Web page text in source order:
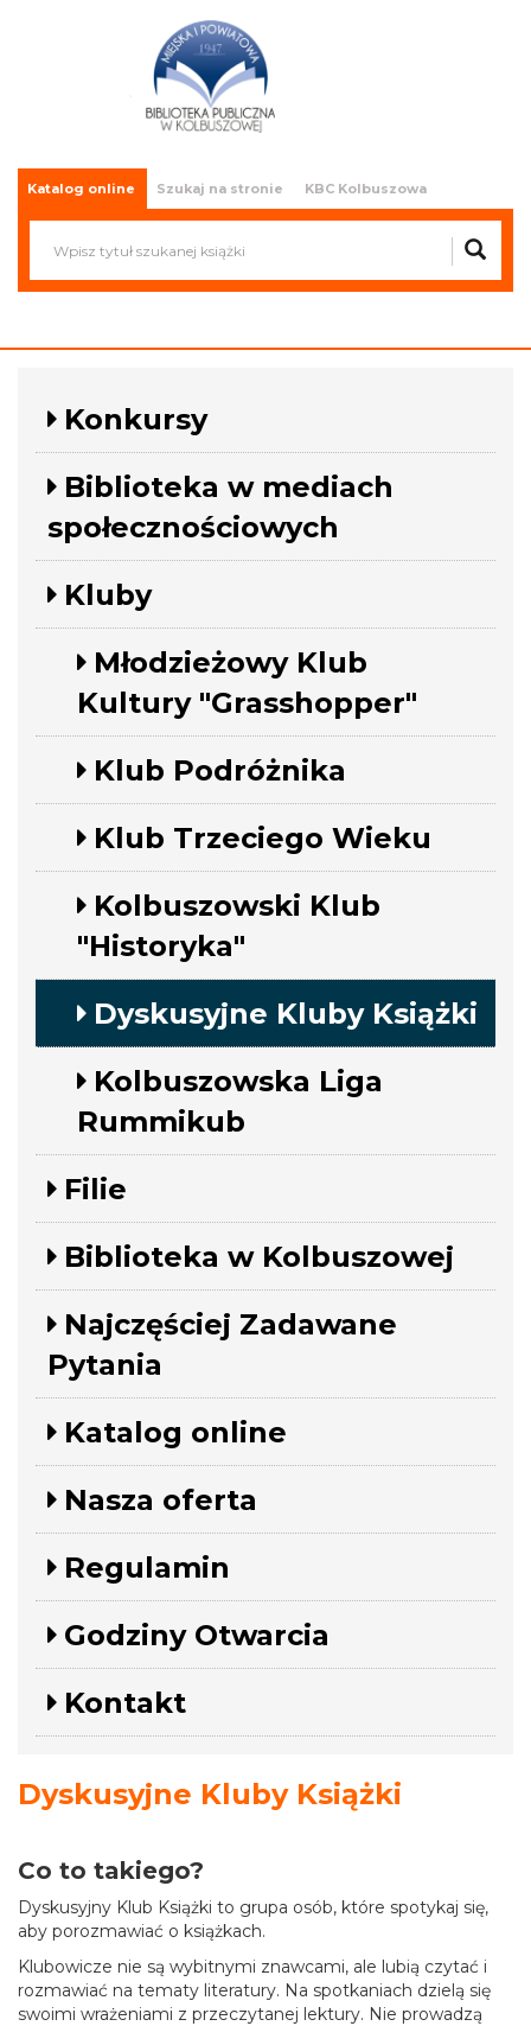
Miejska i Powiatowa Biblioteka
Publiczna w Kolbuszowej
Katalog online Szukaj na stronie KBC Kolbuszowa
Konkursy
Biblioteka w mediach
społecznościowych
Kluby
Młodzieżowy Klub
Kultury "Grasshopper"
Klub Podróżnika
Klub Trzeciego Wieku
Kolbuszowski Klub
"Historyka"
Dyskusyjne Kluby Książki
Kolbuszowska Liga
Rummikub
Filie
Biblioteka w Kolbuszowej
Najczęściej Zadawane
Pytania
Katalog online
Nasza oferta
Regulamin
Godziny Otwarcia
Kontakt
Dyskusyjne Kluby Książki
Co to takiego?
Dyskusyjny Klub Książki to grupa osób, które spotykaj się,
aby porozmawiać o książkach.
Klubowicze nie są wybitnymi znawcami, ale lubią czytać i
rozmawiać na tematy literatury. Na spotkaniach dzielą się
swoimi wrażeniami z przeczytanej lektury. Nie prowadzą